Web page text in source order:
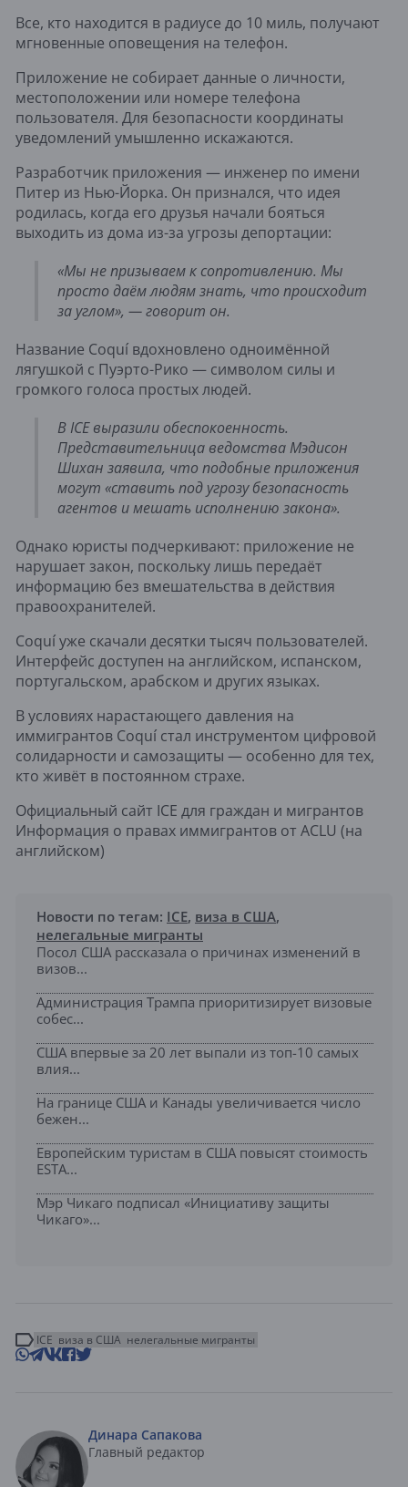
Все, кто находится в радиусе до 10 миль, получают
мгновенные оповещения на телефон.
Приложение не собирает данные о личности,
местоположении или номере телефона
пользователя. Для безопасности координаты
уведомлений умышленно искажаются.
Разработчик приложения — инженер по имени
Питер из Нью-Йорка. Он признался, что идея
родилась, когда его друзья начали бояться
выходить из дома из-за угрозы депортации:
«Мы не призываем к сопротивлению. Мы
просто даём людям знать, что происходит
за углом», — говорит он.
Название Coquí вдохновлено одноимённой
лягушкой с Пуэрто-Рико — символом силы и
громкого голоса простых людей.
В ICE выразили обеспокоенность.
Представительница ведомства Мэдисон
Шихан заявила, что подобные приложения
могут «ставить под угрозу безопасность
агентов и мешать исполнению закона».
Однако юристы подчеркивают: приложение не
нарушает закон, поскольку лишь передаёт
информацию без вмешательства в действия
правоохранителей.
Coquí уже скачали десятки тысяч пользователей.
Интерфейс доступен на английском, испанском,
португальском, арабском и других языках.
В условиях нарастающего давления на
иммигрантов Coquí стал инструментом цифровой
солидарности и самозащиты — особенно для тех,
кто живёт в постоянном страхе.
Официальный сайт ICE для граждан и мигрантов
Информация о правах иммигрантов от ACLU (на
английском)
Новости по тегам: ICE, виза в США,
нелегальные мигранты
Посол США рассказала о причинах изменений в
визов...
Администрация Трампа приоритизирует визовые
собес...
США впервые за 20 лет выпали из топ-10 самых
влия...
На границе США и Канады увеличивается число
бежен...
Европейским туристам в США повысят стоимость
ESTA...
Мэр Чикаго подписал «Инициативу защиты
Чикаго»...
ICE виза в США нелегальные мигранты
Динара Сапакова
Главный редактор